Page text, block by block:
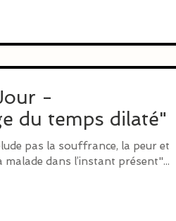
-
du temps dilaté"
pas la souffrance, la peur et
malade dans l’instant présent"...